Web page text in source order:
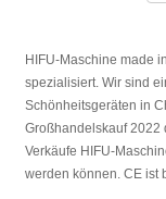
HIFU-Maschine made
spezialisiert. Wir sind
Schönheitsgeräten in
Großhandelskauf 2022
Verkäufe HIFU-
werden können. CE ist